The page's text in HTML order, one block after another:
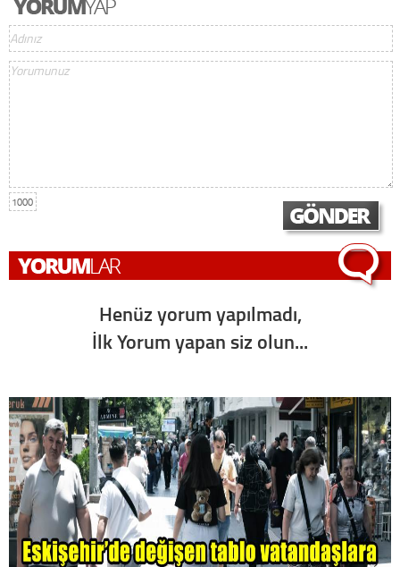
1000
Henüz yorum yapılmadı,
İlk Yorum yapan siz olun...